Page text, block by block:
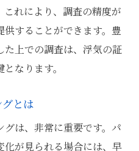
静な判断力
のアドバイス
建プラン
料請求の手順
必要性
れにより、調査の精度が
することができます。豊
上での調査は、浮気の証
なります。
とは
は、非常に重要です。パ
化が見られる場合には、早